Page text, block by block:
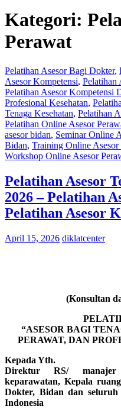
Kategori:
Perawat
Pelatihan Asesor Bagi Dokter,
Asesor Kompetensi, Pelatihan
Pelatihan Asesor Kompetensi
Profesional Kesehatan,
Tenaga Kesehatan, Pelatihan
Pelatihan Online Asesor
asesor bidan, Seminar Online
Bidan, Training Online Asesor
Workshop Online Asesor
Pelatihan Asesor
2026 – Pelatihan
Pelatihan Asesor
April 15, 2026 diklatcenter
(Konsultan
“ASESOR BAGI
PERAWAT, DAN
Kepada Yth.
Direktur RS/ manajer
keparawatan, Kepala
Dokter, Bidan dan
Indonesia